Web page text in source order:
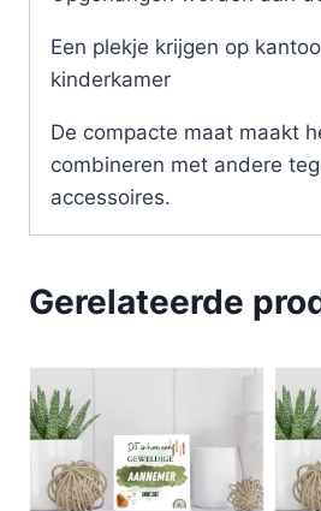
Een plekje krijgen op
kinderkamer
De compacte maat maakt
combineren met andere
accessoires.
Gerelateerde